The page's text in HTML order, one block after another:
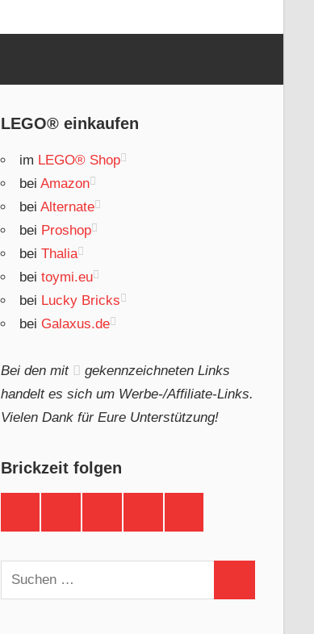
LEGO® einkaufen
im LEGO® Shop
bei Amazon
bei Alternate
bei Proshop
bei Thalia
bei toymi.eu
bei Lucky Bricks
bei Galaxus.de
Bei den mit
gekennzeichneten Links
handelt es sich um Werbe-/Affiliate-Links.
Vielen Dank für Eure Unterstützung!
Brickzeit folgen
Suchen
nach: